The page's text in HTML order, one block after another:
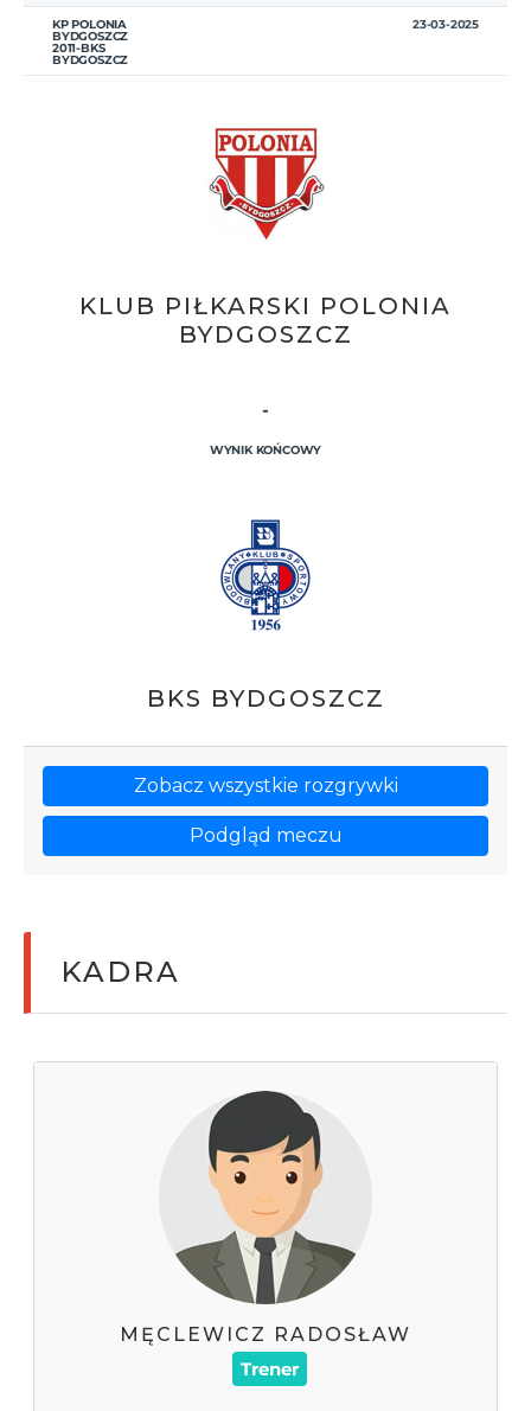
KP POLONIA
BYDGOSZCZ
2011-BKS
BYDGOSZCZ
23-03-2025
KLUB PIŁKARSKI POLONIA
BYDGOSZCZ
-
WYNIK KOŃCOWY
BKS BYDGOSZCZ
Zobacz wszystkie rozgrywki
Podgląd meczu
KADRA
MĘCLEWICZ RADOSŁAW
Trener
MĘCLEWICZ RADOSŁAW
Telefon :
797055512